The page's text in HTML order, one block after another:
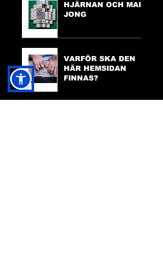
HJÄRNAN OCH MAH
JONG
VARFÖR SKA DEN
HÄR HEMSIDAN
FINNAS?